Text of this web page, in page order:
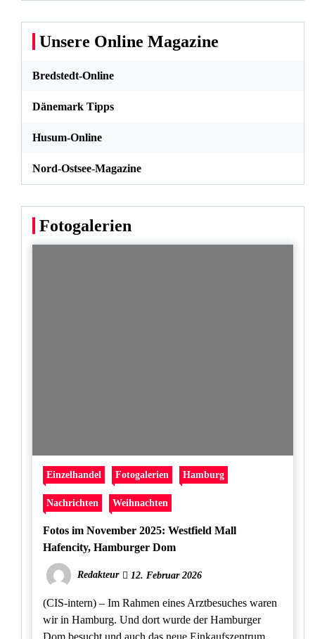
Unsere Online Magazine
Bredstedt-Online
Dänemark Tipps
Husum-Online
Nord-Ostsee-Magazine
Fotogalerien
Einzelhandel Fotogalerien Hamburg
Nachrichten Weihnachten
Fotos im November 2025: Westfield Mall
Hafencity, Hamburger Dom
Redakteur 12. Februar 2026
(CIS-intern) – Im Rahmen eines Arztbesuches waren
wir in Hamburg. Und dort wurde der Hamburger